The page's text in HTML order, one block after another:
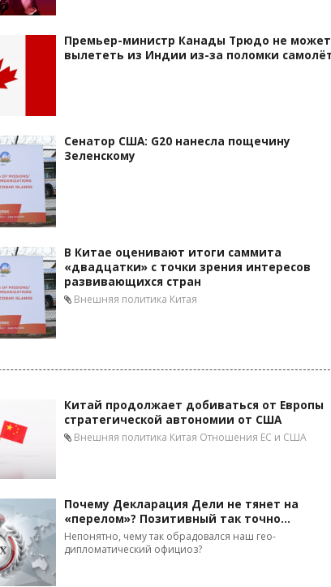
Премьер-министр Канады Трюдо не может
вылететь из Индии из-за поломки
Сенатор США: G20 нанесла пощечину
Зеленскому
В Китае оценивают итоги саммита
«двадцатки» с точки зрения интересов
развивающихся стран
Внешняя политика Китая
Китай продолжает добиваться от Европы
стратегической автономии от США
Внешняя политика Китая Отношения ЕС и США
Почему Декларация Дели не тянет на
«перелом»? Позитивный так точно…
Непонятно, чему так обрадовался наш гео-
дипломатический официоз?